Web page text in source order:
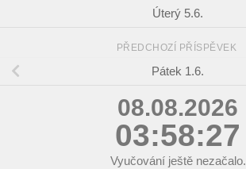
Úterý 5.6.
PŘEDCHOZÍ PŘÍSPĚVEK
Pátek 1.6.
08.08.2026
03:58:27
Vyučování ještě nezačalo.